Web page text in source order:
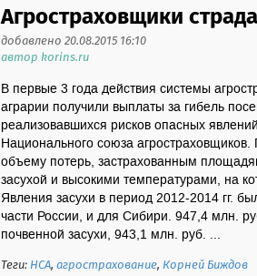
Агростраховщики
добавлено 20.08.2015 16:10
автор korins.ru
В первые 3 года действия системы
аграрии получили выплаты за гибель
реализовавшихся рисков опасных
Национального союза
объему потерь, застрахованным
засухой и высокими температурами, на
Явления засухи в период 2012-2014 гг.
части России, и для Сибири. 947,4 млн.
почвенной засухи, 943,1 млн. руб. ...
Теги:НСА,агрострахование, Корней Биждов